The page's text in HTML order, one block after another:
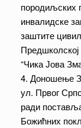
породиљских
инвалидске
заштите
Предшколској
“Чика Јова
4. Доношење
ул. Првог
ради
Божићних